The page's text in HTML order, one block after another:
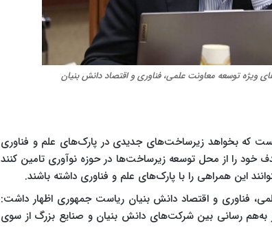
ویژه توسعه معاونت علمی، فناوری و اقتصاد دانش بنیان
که بخواهد زیرساخت‌های جدیدی در پارک‌های علم و فناوری
ایجاد کند. بنابراین این پارک‌ها ناگزیر هستند صنایع هدف خود را از محل توسعه زیرساخت‎‌ها در حوزه نوآوری تامین کنند
این همراهی را با پارک‌های علم و فناوری داشته باشند.
فناوری و اقتصاد دانش بنیان ریاست جمهوری اظهار داشت:
به‌هم رسانی بین شرکت‌های دانش بنیان و صنایع بزرگ از سوی